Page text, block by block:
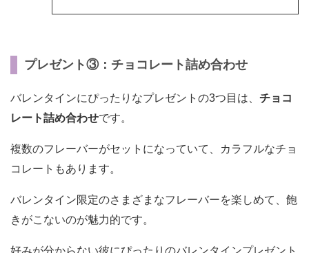
プレゼント③：チョコレート詰め合わせ
バレンタインにぴったりなプレゼントの3つ目は、 チョコ
レート詰め合わせです。
複数のフレーバーがセットになっていて、カラフルなチョ
コレートもあります。
バレンタイン限定のさまざまなフレーバーを楽しめて、飽
きがこないのが魅力的です。
好みが分からない彼にぴったりのバレンタインプレゼント